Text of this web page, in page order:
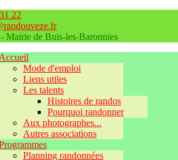
22
Mairie de Buis-les-Baronnies
Accueil
Mode d'emploi
Liens utiles
Les talents
Histoires de randos
Pourquoi randonner
Aux photographes...
Autres associations
Planning randonnées